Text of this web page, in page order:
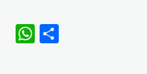
WhatsApp